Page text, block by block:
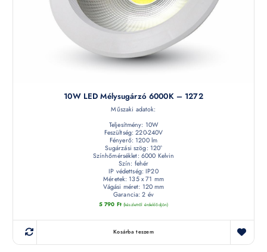
10W LED Mélysugárzó 6000K – 1272
Műszaki adatok:
Teljesítmény: 10W
Feszültség: 220-240V
Fényerő: 1200 lm
Sugárzási szög: 120°
Színhőmérséklet: 6000 Kelvin
Szín: fehér
IP védettség: IP20
Méretek: 135 x 71 mm
Vágási méret: 120 mm
Garancia: 2 év
5 790 Ft (készletről érdeklődjön)
Kosárba teszem